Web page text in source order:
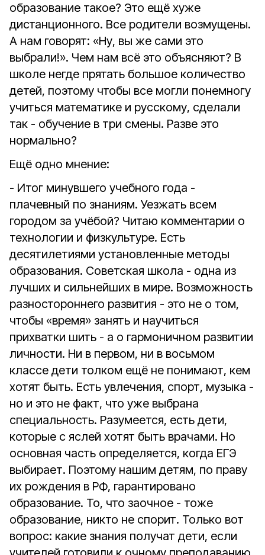
образование такое? Это ещё хуже
дистанционного. Все родители возмущены.
А нам говорят: «Ну, вы же сами это
выбрали!». Чем нам всё это объясняют? В
школе негде прятать большое количество
детей, поэтому чтобы все могли понемногу
учиться математике и русскому, сделали
так - обучение в три смены. Разве это
нормально?
Ещё одно мнение:
- Итог минувшего учебного года -
плачевный по знаниям. Уезжать всем
городом за учёбой? Читаю комментарии о
технологии и физкультуре. Есть
десятилетиями установленные методы
образования. Советская школа - одна из
лучших и сильнейших в мире. Возможность
разностороннего развития - это не о том,
чтобы «время» занять и научиться
прихватки шить - а о гармоничном развитии
личности. Ни в первом, ни в восьмом
классе дети толком ещё не понимают, кем
хотят быть. Есть увлечения, спорт, музыка -
но и это не факт, что уже выбрана
специальность. Разумеется, есть дети,
которые с яслей хотят быть врачами. Но
основная часть определяется, когда ЕГЭ
выбирает. Поэтому нашим детям, по праву
их рождения в РФ, гарантировано
образование. То, что заочное - тоже
образование, никто не спорит. Только вот
вопрос: какие знания получат дети, если